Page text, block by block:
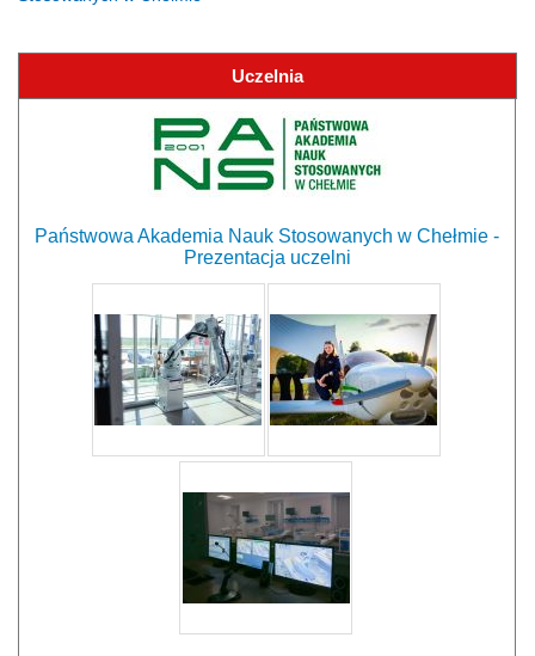
Uczelnia
Państwowa Akademia Nauk Stosowanych w Chełmie -
Prezentacja uczelni